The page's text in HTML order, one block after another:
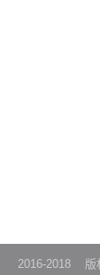
2016-2018 版